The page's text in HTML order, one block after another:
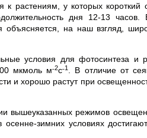
растениям, у которых короткий
дня 12-13 часов.
объясняется, на наш взгляд,
условия для фотосинтеза и
мкмоль м˗2с˗1
. В отличие от
и хорошо растут при
вышеуказанных режимов
зимних условиях